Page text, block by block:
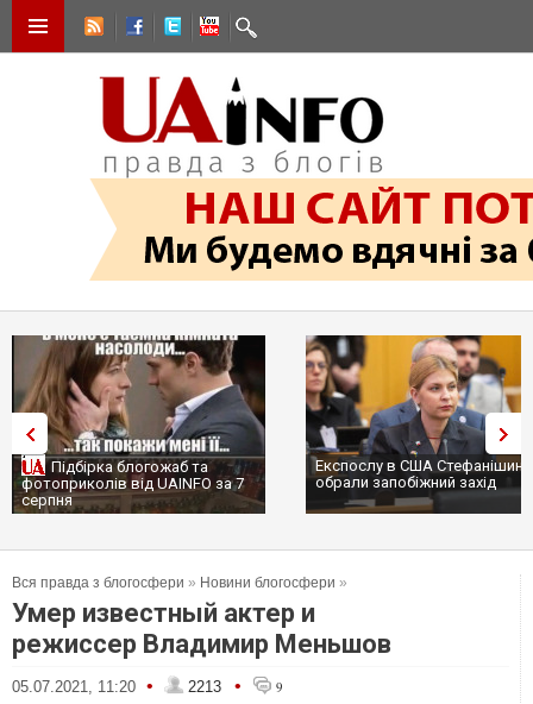
Підбірка блогожаб та
фотоприколів від UAINFO за 7
серпня
Експослу в США
обрали запобіжний захід
Вся правда з блогосфери » Новини блогосфери »
Умер известный актер и
режиссер Владимир Меньшов
05.07.2021, 11:20 • 2213 • 9